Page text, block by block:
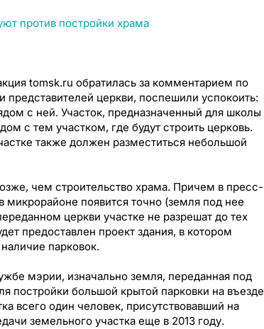
tomsk.ru обратилась за комментарием по
церкви, поспешили успокоить:
с ней. Участок, предназначенный для школы
с тем участком, где будут строить церковь.
также должен разместиться небольшой
чем строительство храма. Причем в пресс-
появится точно (земля под нее
церкви участке не разрешат до тех
предоставлен проект здания, в котором
парковок.
мэрии, изначально земля, переданная под
постройки большой крытой парковки на въезде
всего один человек, присутствовавший на
земельного участка еще в 2013 году.